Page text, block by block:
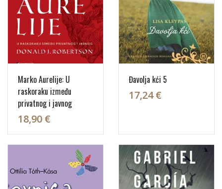
Marko Aurelije: U
raskoraku između
privatnog i javnog
18,90 €
Đavolja kći 5
17,24 €